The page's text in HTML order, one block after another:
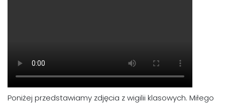
Poniżej przedstawiamy zdjęcia z wigilii klasowych. Miłego